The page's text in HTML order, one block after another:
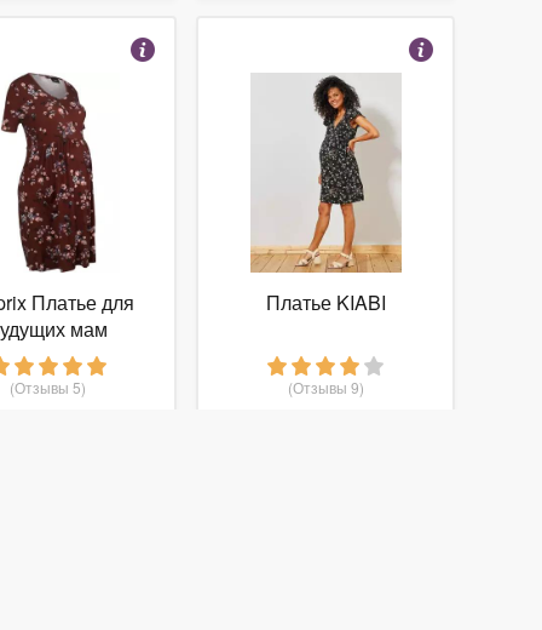
Платье для
мам
(Отзывы 5)
Платье KIABI
(Отзывы 9)